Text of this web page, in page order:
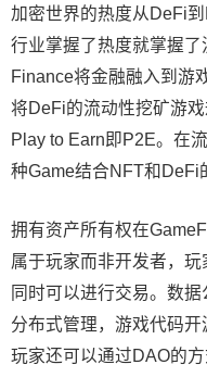
加密世界的热度从DeFi
行业掌握了热度就掌握
Finance将金融融入到游
将DeFi的流动性挖矿游
Play to Earn即P2E。在
种Game结合NFT和DeFi
拥有资产所有权在
属于玩家而非开发者，玩
同时可以进行交易。数
分布式管理，游戏代码
玩家还可以通过DAO的